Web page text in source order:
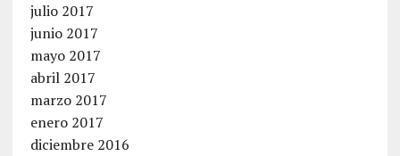
julio 2017
junio 2017
mayo 2017
abril 2017
marzo 2017
enero 2017
diciembre 2016